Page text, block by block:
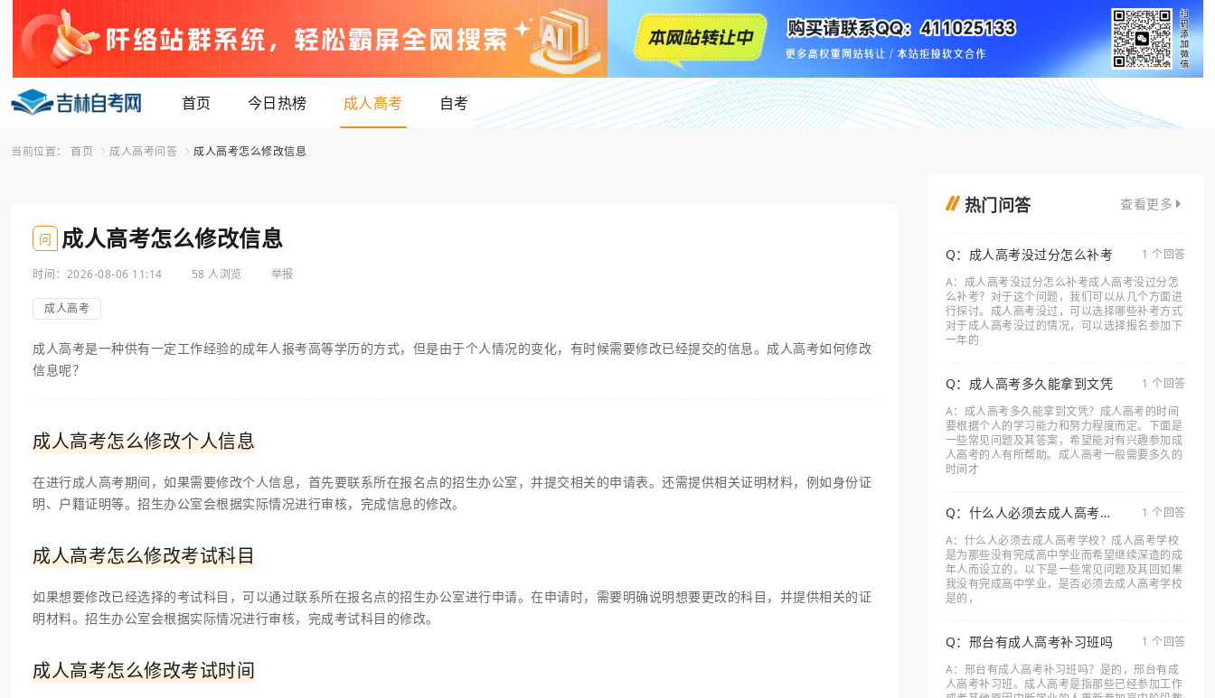
首页 今日热榜 成人高考 自考
当前位置： 首页 成人高考问答 成人高考怎么修改信息
问 成人高考怎么修改信息
时间：2026-08-06 11:14 58 人浏览 举报
成人高考
成人高考是一种供有一定工作经验的成年人报考高等学历的方式，但是由于个人情况的变化，有时候需要修改已经提交的信息。成人高考如何修改
信息呢？
成人高考怎么修改个人信息
在进行成人高考期间，如果需要修改个人信息，首先要联系所在报名点的招生办公室，并提交相关的申请表。还需提供相关证明材料，例如身份证
明、户籍证明等。招生办公室会根据实际情况进行审核，完成信息的修改。
成人高考怎么修改考试科目
如果想要修改已经选择的考试科目，可以通过联系所在报名点的招生办公室进行申请。在申请时，需要明确说明想要更改的科目，并提供相关的证
明材料。招生办公室会根据实际情况进行审核，完成考试科目的修改。
成人高考怎么修改考试时间
热门问答 查看更多
Q：成人高考没过分怎么补考
1 个回答
A：成人高考没过分怎么补考成人高考没过分怎
么补考？对于这个问题，我们可以从几个方面进
行探讨。成人高考没过，可以选择哪些补考方式
对于成人高考没过的情况，可以选择报名参加下
一年的
Q：成人高考多久能拿到文凭
1 个回答
A：成人高考多久能拿到文凭？成人高考的时间
要根据个人的学习能力和努力程度而定。下面是
一些常见问题及其答案，希望能对有兴趣参加成
人高考的人有所帮助。成人高考一般需要多久的
时间才
Q：什么人必须去成人高考学
校
1 个回答
A：什么人必须去成人高考学校？成人高考学校
是为那些没有完成高中学业而希望继续深造的成
年人而设立的。以下是一些常见问题及其回如果
我没有完成高中学业，是否必须去成人高考学校
是的，
Q：邢台有成人高考补习班吗
1 个回答
A：邢台有成人高考补习班吗？是的，邢台有成
人高考补习班。成人高考是指那些已经参加工作